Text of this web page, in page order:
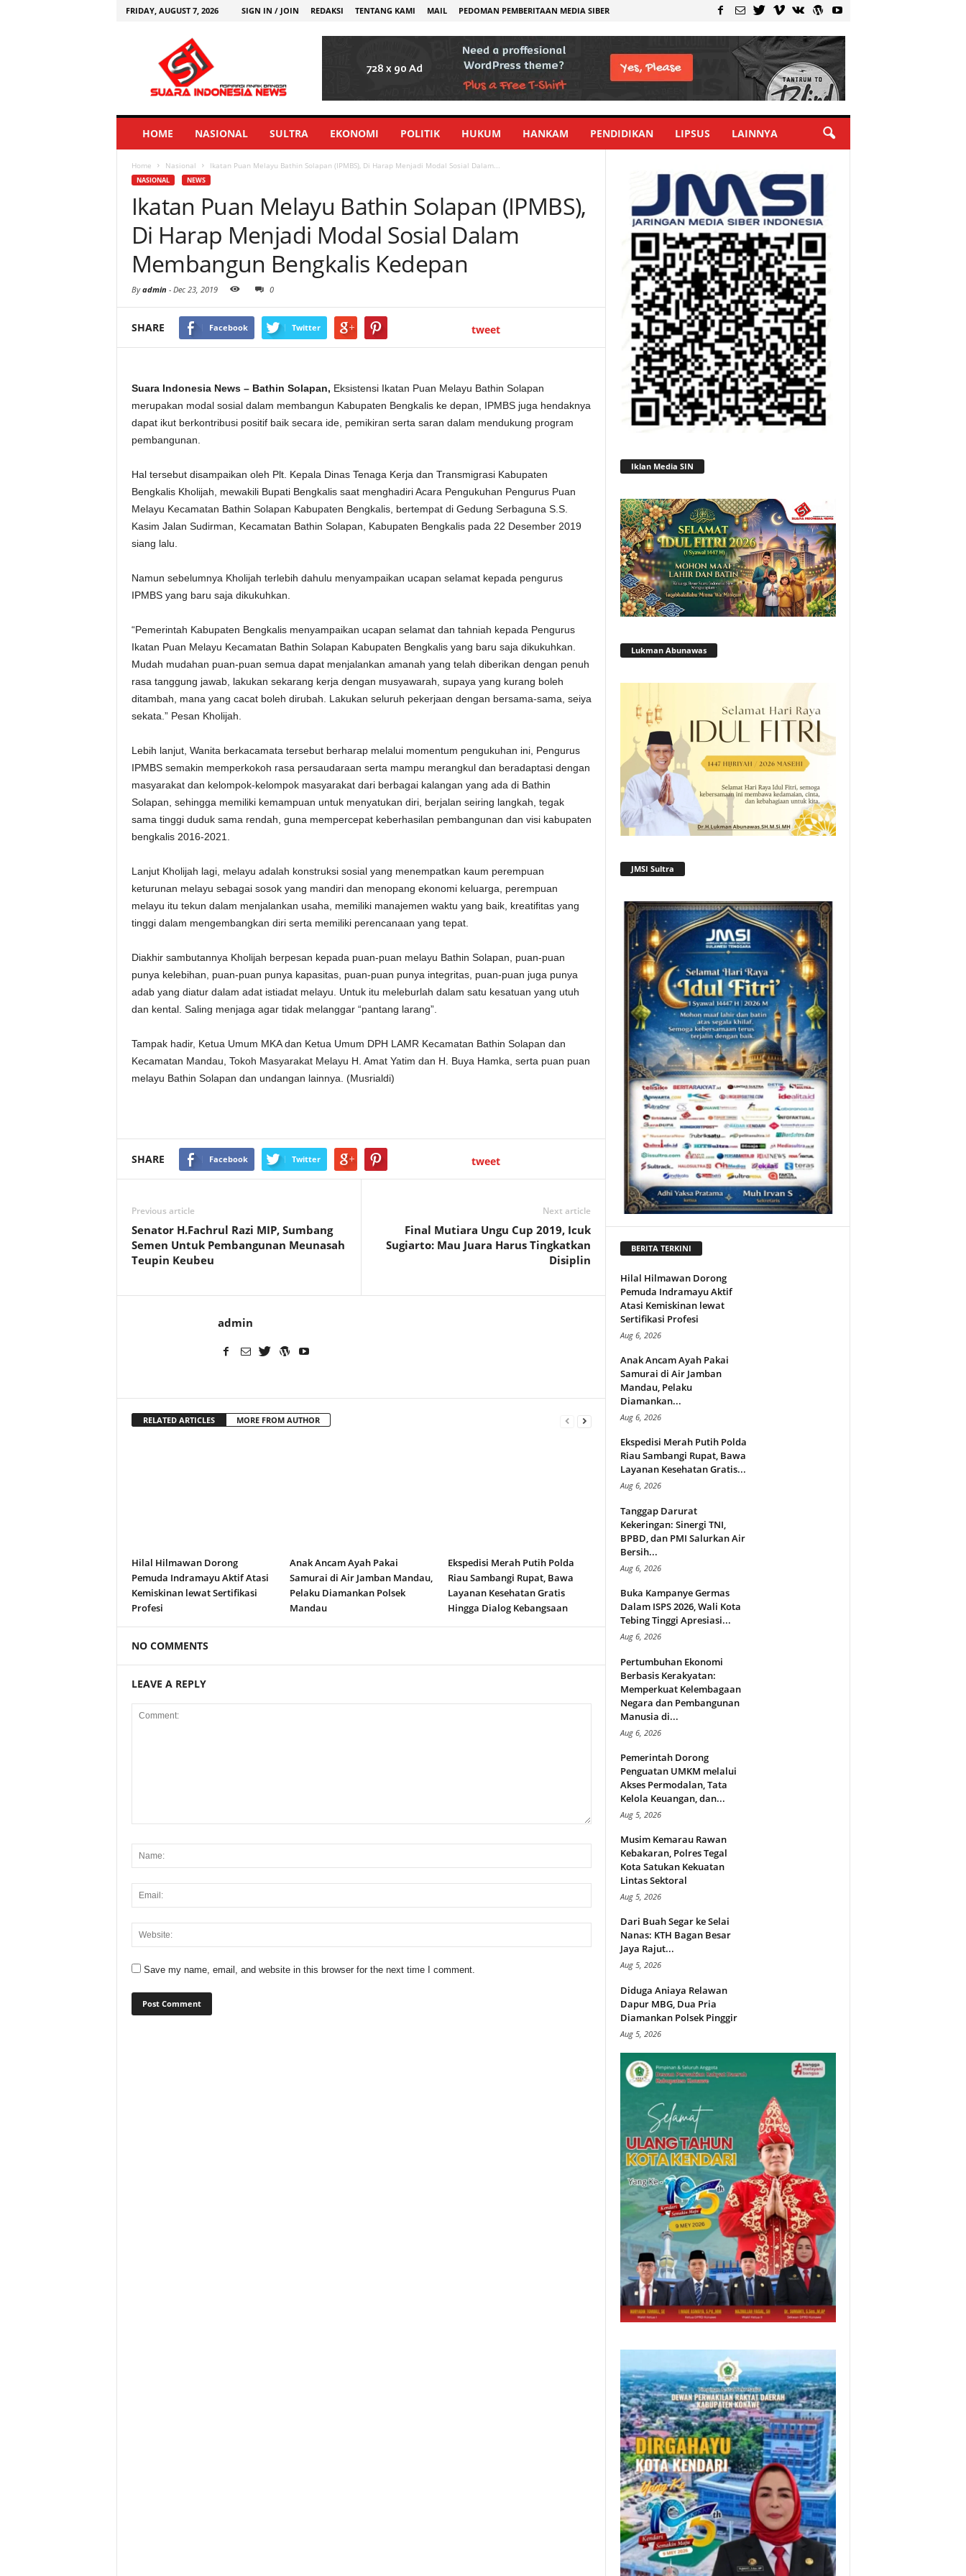
FRIDAY, AUGUST 7, 2026 SIGN IN / JOIN REDAKSI TENTANG KAMI MAIL PEDOMAN PEMBERITAAN MEDIA SIBER
HOME NASIONAL SULTRA EKONOMI POLITIK HUKUM HANKAM PENDIDIKAN LIPSUS LAINNYA
Home Nasional Ikatan Puan Melayu Bathin Solapan (IPMBS), Di Harap Menjadi Modal Sosial Dalam...
NASIONAL NEWS
Ikatan Puan Melayu Bathin Solapan (IPMBS),
Di Harap Menjadi Modal Sosial Dalam
Membangun Bengkalis Kedepan
Byadmin - Dec 23, 2019 0
SHARE Facebook Twitter tweet
Suara Indonesia News – Bathin Solapan, Eksistensi Ikatan Puan Melayu Bathin Solapan
merupakan modal sosial dalam membangun Kabupaten Bengkalis ke depan, IPMBS juga hendaknya
dapat ikut berkontribusi positif baik secara ide, pemikiran serta saran dalam mendukung program
pembangunan.
Hal tersebut disampaikan oleh Plt. Kepala Dinas Tenaga Kerja dan Transmigrasi Kabupaten
Bengkalis Kholijah, mewakili Bupati Bengkalis saat menghadiri Acara Pengukuhan Pengurus Puan
Melayu Kecamatan Bathin Solapan Kabupaten Bengkalis, bertempat di Gedung Serbaguna S.S.
Kasim Jalan Sudirman, Kecamatan Bathin Solapan, Kabupaten Bengkalis pada 22 Desember 2019
siang lalu.
Namun sebelumnya Kholijah terlebih dahulu menyampaikan ucapan selamat kepada pengurus
IPMBS yang baru saja dikukuhkan.
“Pemerintah Kabupaten Bengkalis menyampaikan ucapan selamat dan tahniah kepada Pengurus
Ikatan Puan Melayu Kecamatan Bathin Solapan Kabupaten Bengkalis yang baru saja dikukuhkan.
Mudah mudahan puan-puan semua dapat menjalankan amanah yang telah diberikan dengan penuh
rasa tanggung jawab, lakukan sekarang kerja dengan musyawarah, supaya yang kurang boleh
ditambah, mana yang cacat boleh dirubah. Lakukan seluruh pekerjaan dengan bersama-sama, seiya
sekata.” Pesan Kholijah.
Lebih lanjut, Wanita berkacamata tersebut berharap melalui momentum pengukuhan ini, Pengurus
IPMBS semakin memperkokoh rasa persaudaraan serta mampu merangkul dan beradaptasi dengan
masyarakat dan kelompok-kelompok masyarakat dari berbagai kalangan yang ada di Bathin
Solapan, sehingga memiliki kemampuan untuk menyatukan diri, berjalan seiring langkah, tegak
sama tinggi duduk sama rendah, guna mempercepat keberhasilan pembangunan dan visi kabupaten
bengkalis 2016-2021.
Lanjut Kholijah lagi, melayu adalah konstruksi sosial yang menempatkan kaum perempuan
keturunan melayu sebagai sosok yang mandiri dan menopang ekonomi keluarga, perempuan
melayu itu tekun dalam menjalankan usaha, memiliki manajemen waktu yang baik, kreatifitas yang
tinggi dalam mengembangkan diri serta memiliki perencanaan yang tepat.
Diakhir sambutannya Kholijah berpesan kepada puan-puan melayu Bathin Solapan, puan-puan
punya kelebihan, puan-puan punya kapasitas, puan-puan punya integritas, puan-puan juga punya
adab yang diatur dalam adat istiadat melayu. Untuk itu meleburlah dalam satu kesatuan yang utuh
dan kental. Saling menjaga agar tidak melanggar “pantang larang”.
Tampak hadir, Ketua Umum MKA dan Ketua Umum DPH LAMR Kecamatan Bathin Solapan dan
Kecamatan Mandau, Tokoh Masyarakat Melayu H. Amat Yatim dan H. Buya Hamka, serta puan puan
melayu Bathin Solapan dan undangan lainnya. (Musrialdi)
SHARE Facebook Twitter tweet
Previous article
Senator H.Fachrul Razi MIP, Sumbang
Semen Untuk Pembangunan Meunasah
Teupin Keubeu
Next article
Final Mutiara Ungu Cup 2019, Icuk
Sugiarto: Mau Juara Harus Tingkatkan
Disiplin
admin
RELATED ARTICLES MORE FROM AUTHOR
Hilal Hilmawan Dorong
Pemuda Indramayu Aktif Atasi
Kemiskinan lewat Sertifikasi
Profesi
Anak Ancam Ayah Pakai
Samurai di Air Jamban Mandau,
Pelaku Diamankan Polsek
Mandau
Ekspedisi Merah Putih Polda
Riau Sambangi Rupat, Bawa
Layanan Kesehatan Gratis
Hingga Dialog Kebangsaan
NO COMMENTS
LEAVE A REPLY
Save my name, email, and website in this browser for the next time I comment.
Iklan Media SIN
Lukman Abunawas
JMSI Sultra
BERITA TERKINI
Hilal Hilmawan Dorong
Pemuda Indramayu Aktif
Atasi Kemiskinan lewat
Sertifikasi Profesi
Aug 6, 2026
Anak Ancam Ayah Pakai
Samurai di Air Jamban
Mandau, Pelaku
Diamankan...
Aug 6, 2026
Ekspedisi Merah Putih Polda
Riau Sambangi Rupat, Bawa
Layanan Kesehatan Gratis...
Aug 6, 2026
Tanggap Darurat
Kekeringan: Sinergi TNI,
BPBD, dan PMI Salurkan Air
Bersih...
Aug 6, 2026
Buka Kampanye Germas
Dalam ISPS 2026, Wali Kota
Tebing Tinggi Apresiasi...
Aug 6, 2026
Pertumbuhan Ekonomi
Berbasis Kerakyatan:
Memperkuat Kelembagaan
Negara dan Pembangunan
Manusia di...
Aug 6, 2026
Pemerintah Dorong
Penguatan UMKM melalui
Akses Permodalan, Tata
Kelola Keuangan, dan...
Aug 5, 2026
Musim Kemarau Rawan
Kebakaran, Polres Tegal
Kota Satukan Kekuatan
Lintas Sektoral
Aug 5, 2026
Dari Buah Segar ke Selai
Nanas: KTH Bagan Besar
Jaya Rajut...
Aug 5, 2026
Diduga Aniaya Relawan
Dapur MBG, Dua Pria
Diamankan Polsek Pinggir
Aug 5, 2026